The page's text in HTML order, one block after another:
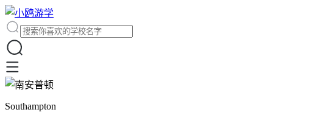
Southampton